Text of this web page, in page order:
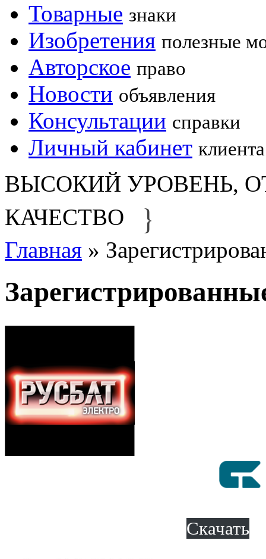
Товарные знаки
Изобретения полезные
Авторское право
Новости объявления
Консультации справки
Личный кабинет клиента
ВЫСОКИЙ УРОВЕНЬ,
КАЧЕСТВО
}
Главная »
Скачать